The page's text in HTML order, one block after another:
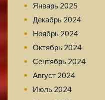
Январь 2025
Декабрь 2024
Ноябрь 2024
Октябрь 2024
Сентябрь 2024
Август 2024
Июль 2024